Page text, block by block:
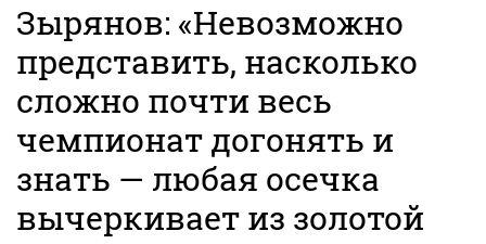
Зырянов: «Невозможно
представить, насколько
сложно почти весь
чемпионат догонять и
знать — любая осечка
вычеркивает из золотой